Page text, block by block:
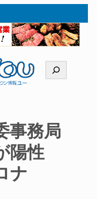
索
事務局
陽性
ナ